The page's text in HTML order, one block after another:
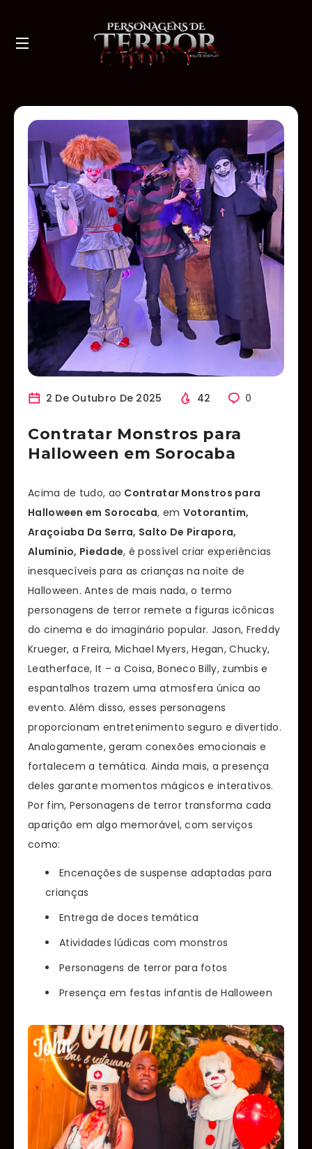
2 De Outubro De 2025 42 0
Contratar Monstros para
Halloween em Sorocaba
Acima de tudo, ao Contratar Monstros para
Halloween em Sorocaba, em Votorantim,
Araçoiaba Da Serra, Salto De Pirapora,
Alumínio, Piedade, é possível criar experiências
inesquecíveis para as crianças na noite de
Halloween. Antes de mais nada, o termo
personagens de terror remete a figuras icônicas
do cinema e do imaginário popular. Jason, Freddy
Krueger, a Freira, Michael Myers, Hegan, Chucky,
Leatherface, It – a Coisa, Boneco Billy, zumbis e
espantalhos trazem uma atmosfera única ao
evento. Além disso, esses personagens
proporcionam entretenimento seguro e divertido.
Analogamente, geram conexões emocionais e
fortalecem a temática. Ainda mais, a presença
deles garante momentos mágicos e interativos.
Por fim, Personagens de terror transforma cada
aparição em algo memorável, com serviços
como:
Encenações de suspense adaptadas para
crianças
Entrega de doces temática
Atividades lúdicas com monstros
Personagens de terror para fotos
Presença em festas infantis de Halloween